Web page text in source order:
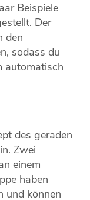
Beispiele
Der
den
sodass du
automatisch
des geraden
Zwei
einem
haben
und können